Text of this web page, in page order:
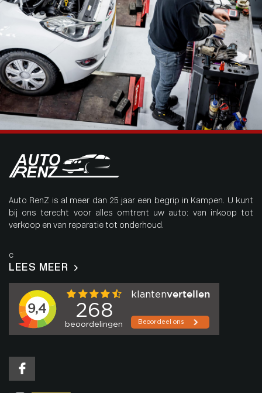
Auto RenZ is al meer dan 25 jaar een begrip in Kampen. U kunt
bij ons terecht voor alles omtrent uw auto: van inkoop tot
verkoop en van reparatie tot onderhoud.
c
LEES MEER